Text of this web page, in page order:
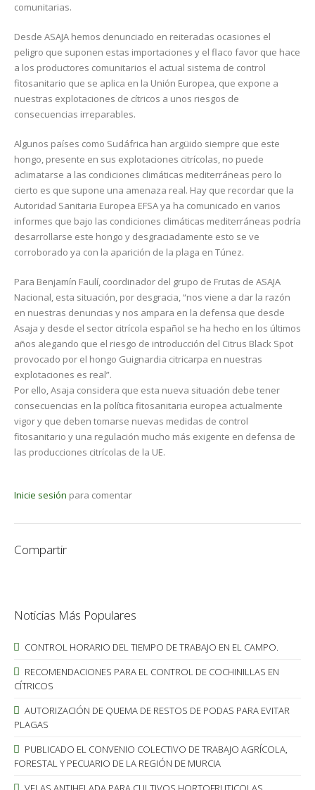
comunitarias.
Desde ASAJA hemos denunciado en reiteradas ocasiones el
peligro que suponen estas importaciones y el flaco favor que hace
a los productores comunitarios el actual sistema de control
fitosanitario que se aplica en la Unión Europea, que expone a
nuestras explotaciones de cítricos a unos riesgos de
consecuencias irreparables.
Algunos países como Sudáfrica han argüido siempre que este
hongo, presente en sus explotaciones citrícolas, no puede
aclimatarse a las condiciones climáticas mediterráneas pero lo
cierto es que supone una amenaza real. Hay que recordar que la
Autoridad Sanitaria Europea EFSA ya ha comunicado en varios
informes que bajo las condiciones climáticas mediterráneas podría
desarrollarse este hongo y desgraciadamente esto se ve
corroborado ya con la aparición de la plaga en Túnez.
Para Benjamín Faulí, coordinador del grupo de Frutas de ASAJA
Nacional, esta situación, por desgracia, “nos viene a dar la razón
en nuestras denuncias y nos ampara en la defensa que desde
Asaja y desde el sector citrícola español se ha hecho en los últimos
años alegando que el riesgo de introducción del Citrus Black Spot
provocado por el hongo Guignardia citricarpa en nuestras
explotaciones es real”.
Por ello, Asaja considera que esta nueva situación debe tener
consecuencias en la política fitosanitaria europea actualmente
vigor y que deben tomarse nuevas medidas de control
fitosanitario y una regulación mucho más exigente en defensa de
las producciones citrícolas de la UE.
Inicie sesión para comentar
Compartir
Noticias Más Populares
CONTROL HORARIO DEL TIEMPO DE TRABAJO EN EL CAMPO.
RECOMENDACIONES PARA EL CONTROL DE COCHINILLAS EN
CÍTRICOS
AUTORIZACIÓN DE QUEMA DE RESTOS DE PODAS PARA EVITAR
PLAGAS
PUBLICADO EL CONVENIO COLECTIVO DE TRABAJO AGRÍCOLA,
FORESTAL Y PECUARIO DE LA REGIÓN DE MURCIA